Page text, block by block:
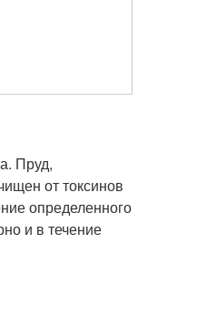
Пруд,
от токсинов
определенного
и в течение